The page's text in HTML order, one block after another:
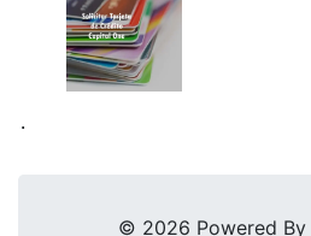
.
© 2026 Powered By